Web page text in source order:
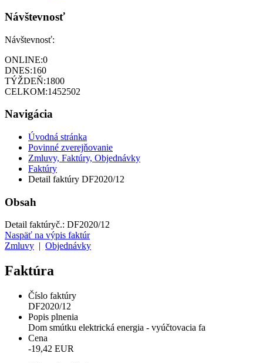
Návštevnosť
Návštevnosť:
ONLINE:0
DNES:160
TÝŽDEŇ:1800
CELKOM:1452502
Navigácia
Úvodná stránka
Povinné zverejňovanie
Zmluvy, Faktúry, Objednávky
Faktúry
Detail faktúry DF2020/12
Obsah
Detail faktúryč.: DF2020/12
Naspäť na výpis faktúr
Zmluvy
Objednávky
Faktúra
Číslo faktúry
DF2020/12
Popis plnenia
Dom smútku elektrická energia - vyúčtovacia fa
Cena
-19,42 EUR